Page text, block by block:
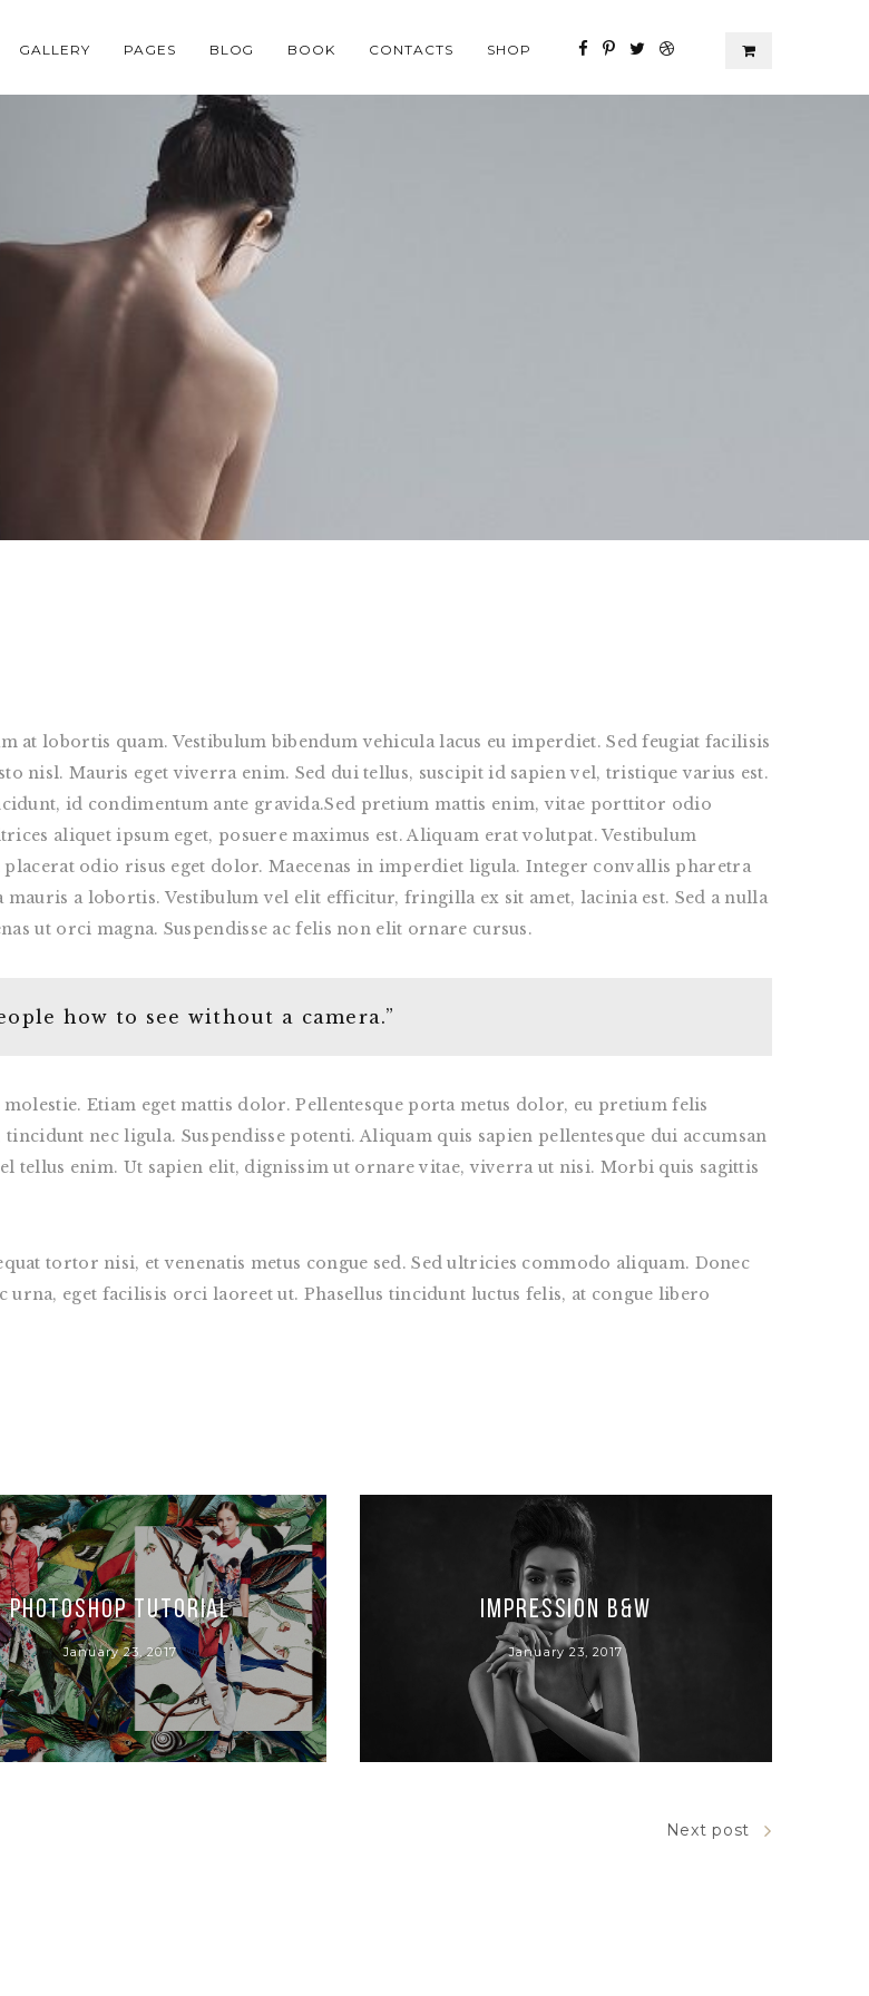
GALLERY PAGES BLOG BOOK CONTACTS SHOP
lobortis quam. Vestibulum bibendum vehicula lacus eu imperdiet. Sed feugiat facilisis
nisl. Mauris eget viverra enim. Sed dui tellus, suscipit id sapien vel, tristique varius est.
id condimentum ante gravida.Sed pretium mattis enim, vitae porttitor odio
aliquet ipsum eget, posuere maximus est. Aliquam erat volutpat. Vestibulum
odio risus eget dolor. Maecenas in imperdiet ligula. Integer convallis pharetra
a lobortis. Vestibulum vel elit efficitur, fringilla ex sit amet, lacinia est. Sed a nulla
ut orci magna. Suspendisse ac felis non elit ornare cursus.
how to see without a camera.”
Etiam eget mattis dolor. Pellentesque porta metus dolor, eu pretium felis
nec ligula. Suspendisse potenti. Aliquam quis sapien pellentesque dui accumsan
tellus enim. Ut sapien elit, dignissim ut ornare vitae, viverra ut nisi. Morbi quis sagittis
tortor nisi, et venenatis metus congue sed. Sed ultricies commodo aliquam. Donec
eget facilisis orci laoreet ut. Phasellus tincidunt luctus felis, at congue libero
Photoshop Tutorial
January 23, 2017
Impression B&W
January 23, 2017
Next post